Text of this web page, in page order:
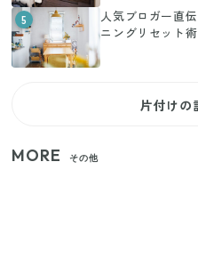
5
人気ブロガー直
ニングリセット術
片付けの
MORE その他